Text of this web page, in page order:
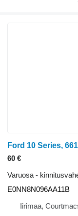
60 €
Varuosa -
E0NN8N096AA11B
Iirimaa,